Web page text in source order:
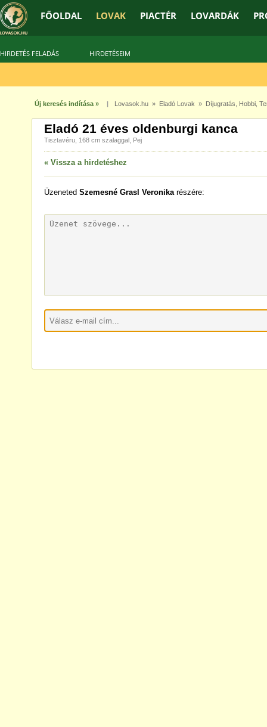
FŐOLDAL LOVAK PIACTÉR LOVARDÁK
HIRDETÉS FELADÁS HIRDETÉSEIM
Új keresés indítása » | Lovasok.hu» Eladó Lovak » Díjugratás Hobbi,
Eladó 21 éves oldenburgi kanca
Tisztavéru, 168 cm szalaggal, Pej
« Vissza a hirdetéshez
Üzeneted Szemesné Grasl Veronikarészére: